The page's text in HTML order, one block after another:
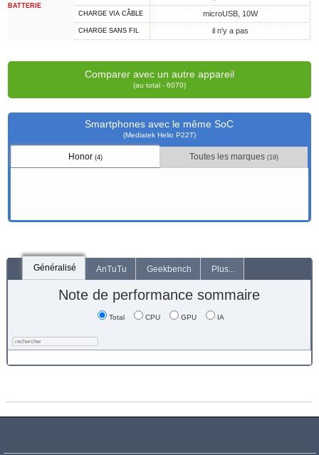
BATTERIE
CHARGE VIA CÂBLE microUSB, 10W
CHARGE SANS FIL il n'y a pas
Comparer avec un autre appareil
(au total - 6070)
Smartphones avec le même SoC
(Mediatek Helio P22T)
Honor(4) Toutes les marques(19)
Généralisé AnTuTu Geekbench Plus...
Note de performance sommaire
Total CPU GPU IA